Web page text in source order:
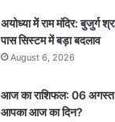
अयोध्या में राम मंदिर: बुजुर्ग
पास सिस्टम में बड़ा बदलाव
August 6, 2026
आज का राशिफल: 06 अगस्त
आपका आज का दिन?